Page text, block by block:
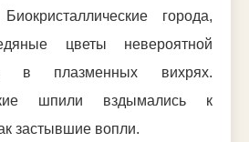
города,
цветы невероятной
в плазменных вихрях.
шпили вздымались к
застывшие вопли.